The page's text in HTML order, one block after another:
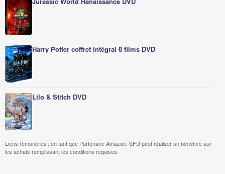
Harry Potter coffret intégral 8 films DVD
Lilo & Stitch DVD
Liens rémunérés : en tant que Partenaire Amazon, SFU peut réaliser un bénéfice sur
les achats remplissant les conditions requises.